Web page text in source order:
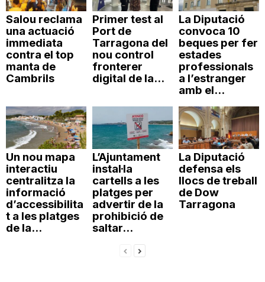
Salou reclama
una actuació
immediata
contra el top
manta de
Cambrils
Primer test al
Port de
Tarragona del
nou control
fronterer
digital de la...
La Diputació
convoca 10
beques per fer
estades
professionals
a l’estranger
amb el...
Un nou mapa
interactiu
centralitza la
informació
d’accessibilita
t a les platges
de la...
L’Ajuntament
instal·la
cartells a les
platges per
advertir de la
prohibició de
saltar...
La Diputació
defensa els
llocs de treball
de Dow
Tarragona